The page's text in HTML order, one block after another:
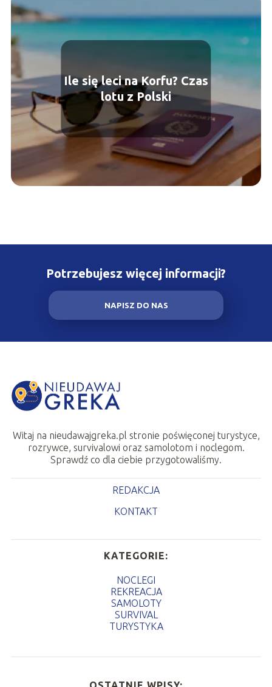
Ile się leci na Korfu? Czas
lotu z Polski
Potrzebujesz więcej informacji?
NAPISZ DO NAS
Witaj na nieudawajgreka.pl stronie poświęconej turystyce,
rozrywce, survivalowi oraz samolotom i noclegom.
Sprawdź co dla ciebie przygotowaliśmy.
REDAKCJA
KONTAKT
KATEGORIE:
NOCLEGI
REKREACJA
SAMOLOTY
SURVIVAL
TURYSTYKA